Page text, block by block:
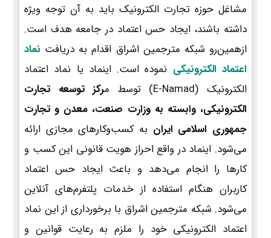
مشاغل حوزه تجارت الکترونیک باید به آن توجه ویژه
داشته باشند، ایجاد حس اعتماد در جامعه هدف است.
ازهمین‌رو شبکه مترجمین اشراق اقدام به دریافت نماد
اعتماد الکترونیکی نموده است. اینماد یا نماد اعتماد
الکترونیک (E-Namad) توسط م
رکز توسعه تجارت
الکترونیکی، وابسته به وزارت صنعت، معدن و تجارت
جمهوری اسلامی ایران به کسب‌وکارهای مجازی ارائه
می‌شود. اینماد در واقع احراز هویت قانونی این کسب و
کارها را انجام می‌دهد و باعث ایجاد حس اعتماد
کاربران هنگام استفاده از خدمات پلتفرم‌های آنلاین
می‌شود. شبکه مترجمین اشراق با برخورداری از این نماد
اعتماد الکترونیکی خود را ملزم به رعایت قوانین و